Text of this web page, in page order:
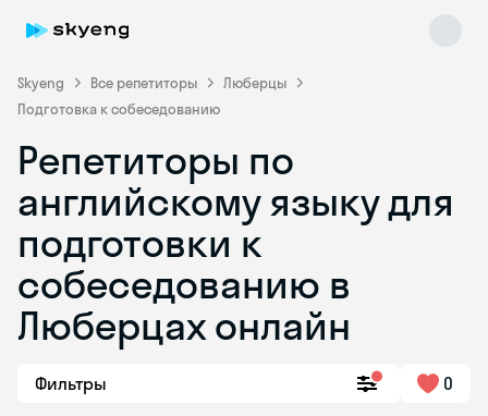
Skyeng Все репетиторы
Люберцы
Подготовка к собеседованию
Репетиторы по
английскому языку для
подготовки к
собеседованию в
Люберцах онлайн
Фильтры 0
Skyeng Chat